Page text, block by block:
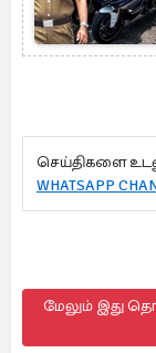
செய்திகளை
WHATSAPP
மேலும் இது